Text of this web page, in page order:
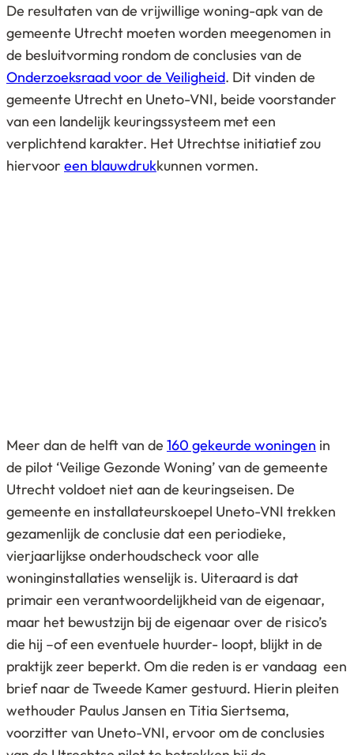
De resultaten van de vrijwillige woning-apk van de
gemeente Utrecht moeten worden meegenomen in
de besluitvorming rondom de conclusies van de
Onderzoeksraad voor de Veiligheid. Dit vinden de
gemeente Utrecht en Uneto-VNI, beide voorstander
van een landelijk keuringssysteem met een
verplichtend karakter. Het Utrechtse initiatief zou
hiervoor een blauwdrukkunnen vormen.
Meer dan de helft van de 160 gekeurde woningen in
de pilot ‘Veilige Gezonde Woning’ van de gemeente
Utrecht voldoet niet aan de keuringseisen. De
gemeente en installateurskoepel Uneto-VNI trekken
gezamenlijk de conclusie dat een periodieke,
vierjaarlijkse onderhoudscheck voor alle
woninginstallaties wenselijk is. Uiteraard is dat
primair een verantwoordelijkheid van de eigenaar,
maar het bewustzijn bij de eigenaar over de risico’s
die hij –of een eventuele huurder- loopt, blijkt in de
praktijk zeer beperkt. Om die reden is er vandaag een
brief naar de Tweede Kamer gestuurd. Hierin pleiten
wethouder Paulus Jansen en Titia Siertsema,
voorzitter van Uneto-VNI, ervoor om de conclusies